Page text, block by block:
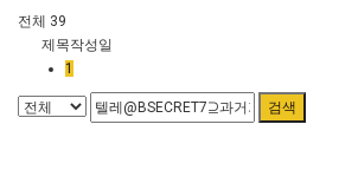
전체 39
제목작성일
1
검색